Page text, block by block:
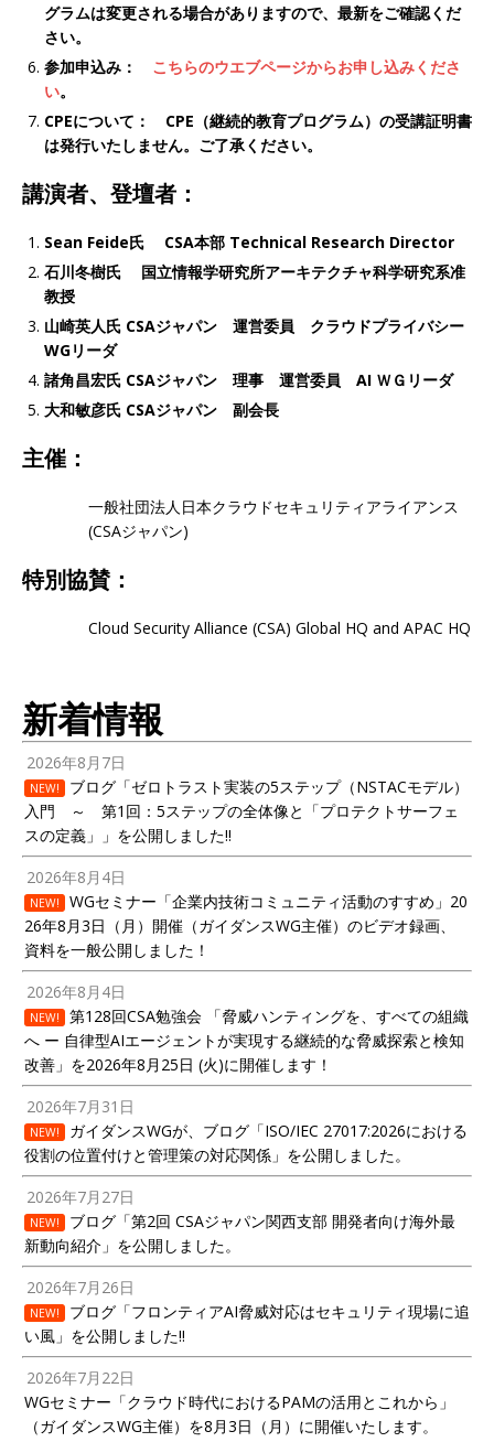
グラムは変更される場合がありますので、最新をご確認くだ
さい。
参加申込み： こちらのウエブページからお申し込みくださ
い。
CPEについて： CPE（継続的教育プログラム）の受講証明書
は発行いたしません。ご了承ください。
講演者、登壇者：
Sean Feide氏 CSA本部 Technical Research Director
石川冬樹氏 国立情報学研究所アーキテクチャ科学研究系准
教授
山崎英人氏 CSAジャパン 運営委員 クラウドプライバシー
WGリーダ
諸角昌宏氏 CSAジャパン 理事 運営委員 AI ＷＧリーダ
大和敏彦氏 CSAジャパン 副会長
主催：
一般社団法人日本クラウドセキュリティアライアンス
(CSAジャパン)
特別協賛：
Cloud Security Alliance (CSA) Global HQ and APAC HQ
新着情報
2026年8月7日
NEW!
ブログ「ゼロトラスト実装の5ステップ（NSTACモデル）
入門 ～ 第1回：5ステップの全体像と「プロテクトサーフェ
スの定義」」を公開しました!!
2026年8月4日
NEW!
WGセミナー「企業内技術コミュニティ活動のすすめ」20
26年8月3日（月）開催（ガイダンスWG主催）のビデオ録画、
資料を一般公開しました！
2026年8月4日
NEW!
第128回CSA勉強会 「脅威ハンティングを、すべての組織
へ ー 自律型AIエージェントが実現する継続的な脅威探索と検知
改善」を2026年8月25日 (火)に開催します！
2026年7月31日
NEW!
ガイダンスWGが、ブログ「ISO/IEC 27017:2026における
役割の位置付けと管理策の対応関係」を公開しました。
2026年7月27日
NEW!
ブログ「第2回 CSAジャパン関西支部 開発者向け海外最
新動向紹介」を公開しました。
2026年7月26日
NEW!
ブログ「フロンティアAI脅威対応はセキュリティ現場に追
い風」を公開しました!!
2026年7月22日
WGセミナー「クラウド時代におけるPAMの活用とこれから」
（ガイダンスWG主催）を8月3日（月）に開催いたします。